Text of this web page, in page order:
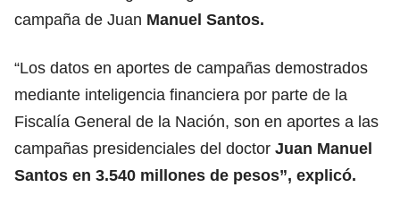
campaña de Juan Manuel Santos.
“Los datos en aportes de campañas demostrados
mediante inteligencia financiera por parte de la
Fiscalía General de la Nación, son en aportes a las
campañas presidenciales del doctor Juan Manuel
Santos en 3.540 millones de pesos”, explicó.